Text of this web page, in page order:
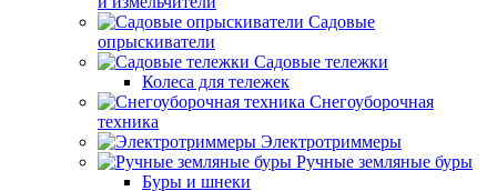
Садовые
опрыскиватели
Садовые тележки
Колеса для тележек
Снегоуборочная
техника
Электротриммеры
Ручные земляные буры
Буры и шнеки